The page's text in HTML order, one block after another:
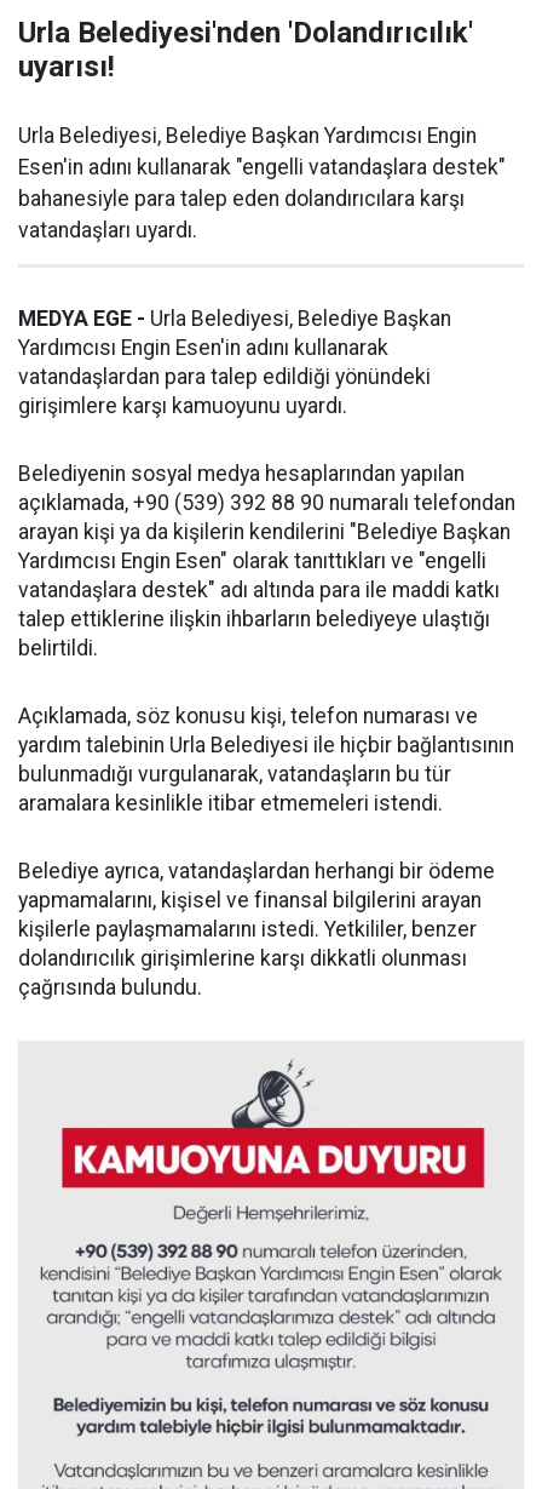
Urla Belediyesi'nden 'Dolandırıcılık'
uyarısı!
Urla Belediyesi, Belediye Başkan Yardımcısı Engin
Esen'in adını kullanarak "engelli vatandaşlara destek"
bahanesiyle para talep eden dolandırıcılara karşı
vatandaşları uyardı.
MEDYA EGE - Urla Belediyesi, Belediye Başkan
Yardımcısı Engin Esen'in adını kullanarak
vatandaşlardan para talep edildiği yönündeki
girişimlere karşı kamuoyunu uyardı.
Belediyenin sosyal medya hesaplarından yapılan
açıklamada, +90 (539) 392 88 90 numaralı telefondan
arayan kişi ya da kişilerin kendilerini "Belediye Başkan
Yardımcısı Engin Esen" olarak tanıttıkları ve "engelli
vatandaşlara destek" adı altında para ile maddi katkı
talep ettiklerine ilişkin ihbarların belediyeye ulaştığı
belirtildi.
Açıklamada, söz konusu kişi, telefon numarası ve
yardım talebinin Urla Belediyesi ile hiçbir bağlantısının
bulunmadığı vurgulanarak, vatandaşların bu tür
aramalara kesinlikle itibar etmemeleri istendi.
Belediye ayrıca, vatandaşlardan herhangi bir ödeme
yapmamalarını, kişisel ve finansal bilgilerini arayan
kişilerle paylaşmamalarını istedi. Yetkililer, benzer
dolandırıcılık girişimlerine karşı dikkatli olunması
çağrısında bulundu.